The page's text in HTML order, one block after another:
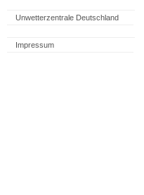
Unwetterzentrale Deutschland
Impressum